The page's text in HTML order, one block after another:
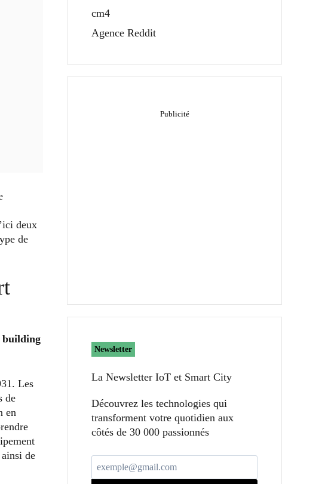
deux
de
building
Les
de
en
de
cm4
Agence Reddit
Newsletter
La Newsletter IoT et Smart City​
Découvrez les technologies qui
transforment votre quotidien aux
côtés de 30 000 passionnés